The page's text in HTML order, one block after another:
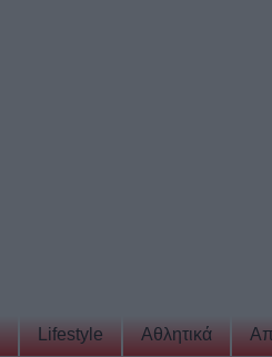
Lifestyle Αθλητικά